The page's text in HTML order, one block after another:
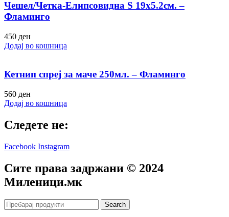
Чешел/Четка-Елипсовидна S 19х5.2см. –
Фламинго
450 ден
Додај во кошница
Кетнип спреј за маче 250мл. – Фламинго
560 ден
Додај во кошница
Следете не:
Facebook Instagram
Сите права задржани © 2024
Mиленици.мк
Search